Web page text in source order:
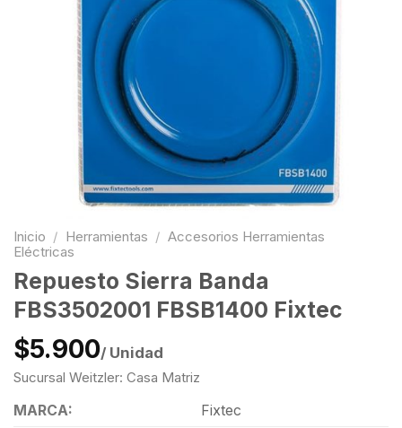
Inicio / Herramientas / Accesorios Herramientas
Eléctricas
Repuesto Sierra Banda
FBS3502001 FBSB1400 Fixtec
$5.900/ Unidad
Sucursal Weitzler: Casa Matriz
MARCA:
Fixtec